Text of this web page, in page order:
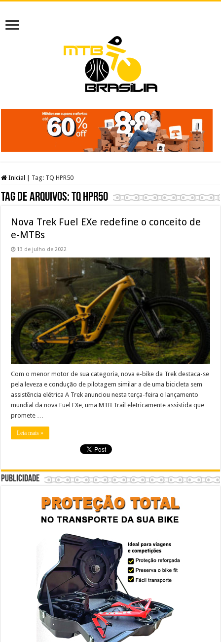
Inicial Tag: TQ HPR50
Tag de arquivos:TQ HPR50
Nova Trek Fuel EXe redefine o conceito de
e-MTBs
13 de julho de 2022
Com o menor motor de sua categoria, nova e-bike da Trek destaca-se
pela leveza e condução de pilotagem similar a de uma bicicleta sem
assistência elétrica A Trek anunciou nesta terça-feira o lançamento
mundial da nova Fuel EXe, uma MTB Trail eletricamente assistida que
promete …
Leia mais »
Publicidade